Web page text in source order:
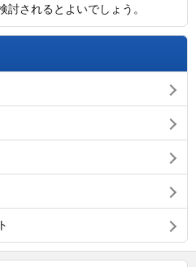
されるとよいでしょう。